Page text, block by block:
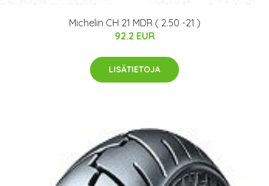
Michelin CH 21 MDR ( 2.50 -21 )
92.2 EUR
LISÄTIETOJA